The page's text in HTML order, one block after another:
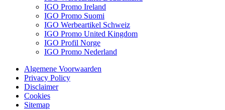
IGO Promo Ireland
IGO Promo Suomi
IGO Werbeartikel Schweiz
IGO Promo United Kingdom
IGO Profil Norge
IGO Promo Nederland
Algemene Voorwaarden
Privacy Policy
Disclaimer
Cookies
Sitemap